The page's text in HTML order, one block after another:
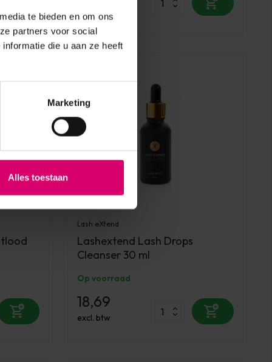
te bieden en om ons
partners voor social
die u aan ze heeft
Marketing
Alles toestaan
Lash eXtend
Lashextend Lash Drops
Cleanser 30 ml
Op voorraad
18,69
excl. btw